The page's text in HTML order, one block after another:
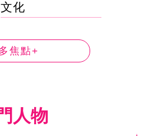
文化
焦點+
人物